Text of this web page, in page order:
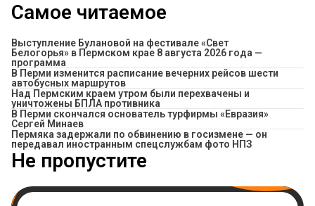
Самое читаемое
Выступление Булановой на фестивале «Свет
Белогорья» в Пермском крае 8 августа 2026 года —
программа
​В Перми изменится расписание вечерних рейсов шести
автобусных маршрутов
Над Пермским краем утром были перехвачены и
уничтожены БПЛА противника
В Перми скончался основатель турфирмы «Евразия»
Сергей Минаев
Пермяка задержали по обвинению в госизмене — он
передавал иностранным спецслужбам фото НПЗ
Не пропустите